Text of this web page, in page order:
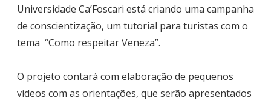
Universidade Ca’Foscari está criando uma campanha
de conscientização, um tutorial para turistas com o
tema “Como respeitar Veneza”.
O projeto contará com elaboração de pequenos
vídeos com as orientações, que serão apresentados